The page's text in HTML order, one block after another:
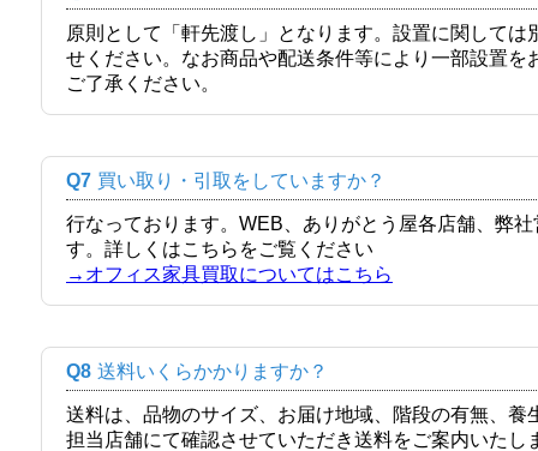
原則として「軒先渡し」となります。設置に関して
せください。なお商品や配送条件等により一部設置
ご了承ください。
Q7 買い取り・引取をしていますか？
行なっております。WEB、ありがとう屋各店舗、弊
す。詳しくはこちらをご覧ください
→オフィス家具買取についてはこちら
Q8 送料いくらかかりますか？
送料は、品物のサイズ、お届け地域、階段の有無、
担当店舗にて確認させていただき送料をご案内いたし